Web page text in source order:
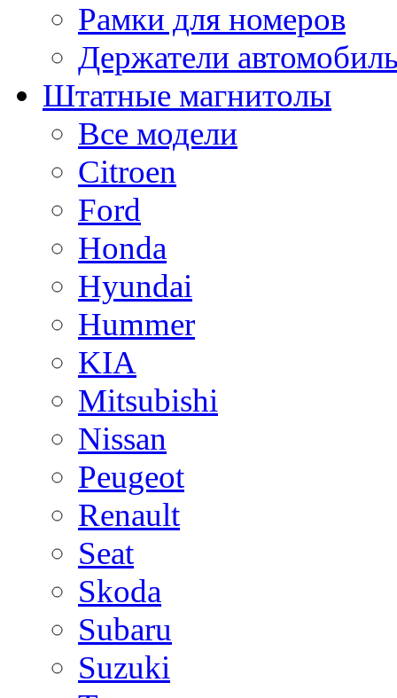
Рамки для номеров
Держатели
Штатные магнитолы
Все модели
Citroen
Ford
Honda
Hyundai
Hummer
KIA
Mitsubishi
Nissan
Peugeot
Renault
Seat
Skoda
Subaru
Suzuki